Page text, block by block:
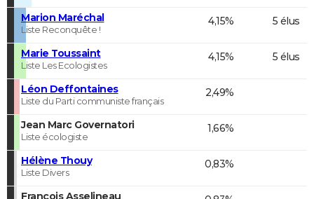
Marion Maréchal
Liste Reconquête !
4,15% 5 élus
Marie Toussaint
Liste Les Ecologistes
4,15% 5 élus
Léon Deffontaines
Liste du Parti communiste français
2,49%
Jean Marc Governatori
Liste écologiste
1,66%
Hélène Thouy
Liste Divers
0,83%
François Asselineau